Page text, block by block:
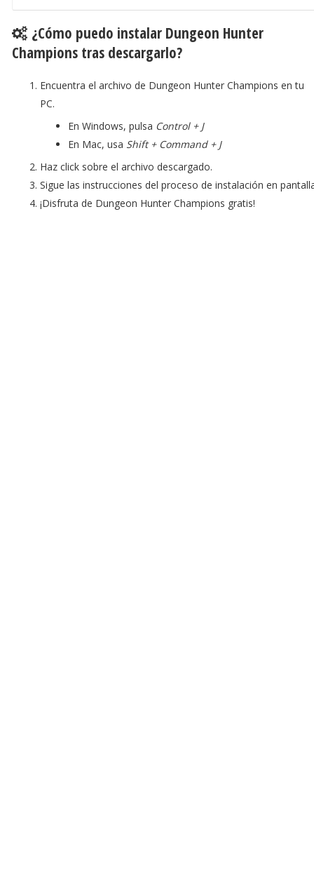
¿Cómo puedo instalar Dungeon Hunter
Champions tras descargarlo?
Encuentra el archivo de Dungeon Hunter Champions en tu
PC.
En Windows, pulsa Control + J
En Mac, usa Shift + Command + J
Haz click sobre el archivo descargado.
Sigue las instrucciones del proceso de instalación en
¡Disfruta de Dungeon Hunter Champions gratis!